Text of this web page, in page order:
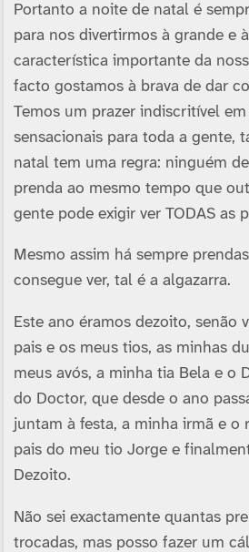
Portanto a noite de natal é
para nos divertirmos à grande e
característica importante da
facto gostamos à brava de dar
Temos um prazer indiscritível
sensacionais para toda a gente,
natal tem uma regra: ninguém
prenda ao mesmo tempo que
gente pode exigir ver TODAS as
Mesmo assim há sempre
consegue ver, tal é a algazarra.
Este ano éramos dezoito, senão
pais e os meus tios, as minhas
meus avós, a minha tia Bela e o
do Doctor, que desde o ano
juntam à festa, a minha irmã e o
pais do meu tio Jorge e
Dezoito.
Não sei exactamente quantas
trocadas, mas posso fazer um